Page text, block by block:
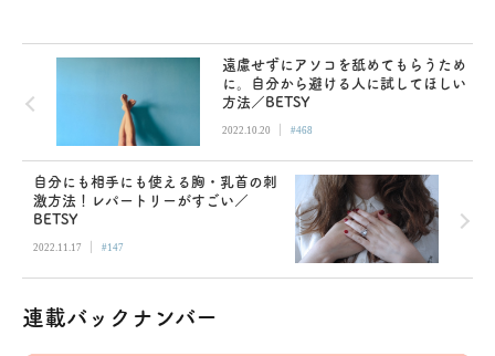
遠慮せずにアソコを舐めてもらうため
に。自分から避ける人に試してほしい
方法／BETSY
2022.10.20 | #468
自分にも相手にも使える胸・乳首の刺
激方法！レパートリーがすごい／
BETSY
2022.11.17 | #147
連載バックナンバー